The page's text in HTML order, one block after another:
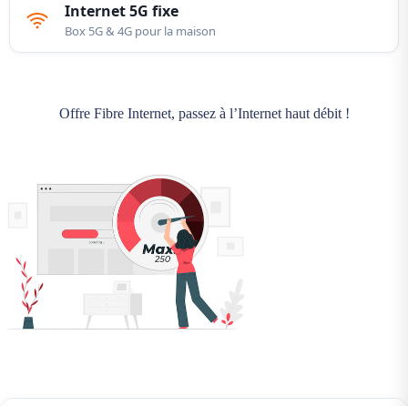
Internet 5G fixe
Box 5G & 4G pour la maison
Offre Fibre Internet, passez à l’Internet haut débit !